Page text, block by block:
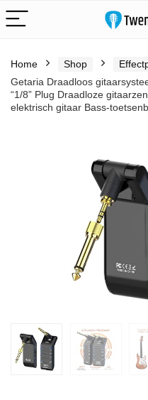
Home Shop
Getaria Draadloos
“1/8” Plug Draadloze
elektrisch gitaar Bass-